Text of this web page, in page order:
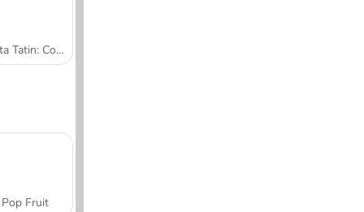
Tarta Tatin: Cocina con Sara
Pop Fruit